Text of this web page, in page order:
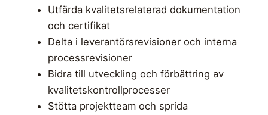
Utfärda kvalitetsrelaterad dokumentation
och certifikat
Delta i leverantörsrevisioner och interna
processrevisioner
Bidra till utveckling och förbättring av
kvalitetskontrollprocesser
Stötta projektteam och sprida